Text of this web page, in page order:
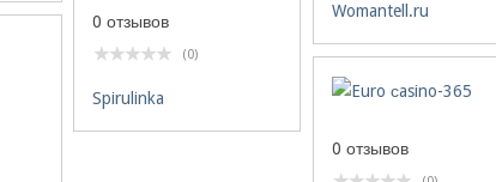
Womantell.ru
0 отзывов
(0)
Spirulinka
0 отзывов